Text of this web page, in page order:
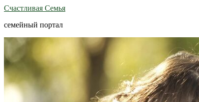
Счастливая Семья
семейный портал